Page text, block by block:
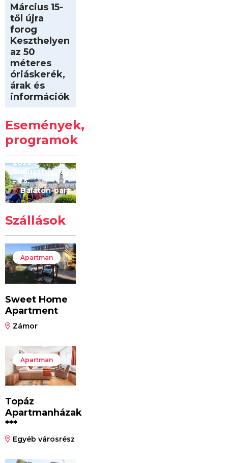
Március 15-
től újra
forog
Keszthelyen
az 50
méteres
óriáskerék,
árak és
információk
Események,
programok
Kilóméterek
2026
2026.
augusztus 22
– 23.
Balaton-part
Szállások
Apartman
Sweet Home
Apartment
Zámor
Apartman
Topáz
Apartmanházak
***
Egyéb városrész